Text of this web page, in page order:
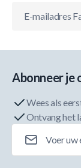
E-mailadres
Abonneer je
Wees als
Ontvang het